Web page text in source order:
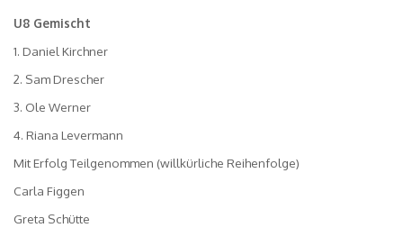
U8 Gemischt
1. Daniel Kirchner
2. Sam Drescher
3. Ole Werner
4. Riana Levermann
Mit Erfolg Teilgenommen (willkürliche Reihenfolge)
Carla Figgen
Greta Schütte